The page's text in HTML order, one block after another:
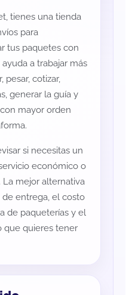
tienes una tienda
para
tus paquetes con
a trabajar más
pesar, cotizar,
generar la guía y
mayor orden
si necesitas un
económico o
La mejor alternativa
entrega, el costo
de paqueterías y el
que quieres tener